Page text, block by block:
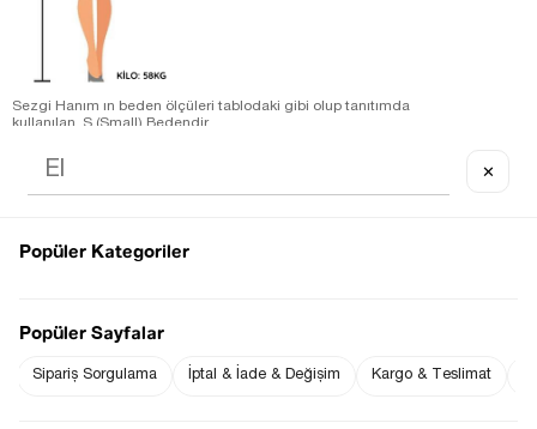
Sezgi Hanım ın beden ölçüleri tablodaki gibi olup tanıtımda
kullanılan S (Small) Bedendir.
Ürün Boyu ;
S beden : 132 cm ( +/- 2 cm )
Ürün Ölçüleri;
farklılık vardır.
✕
Popüler Kategoriler
Popüler Sayfalar
Sipariş Sorgulama İptal & İade & Değişim Kargo & Teslimat